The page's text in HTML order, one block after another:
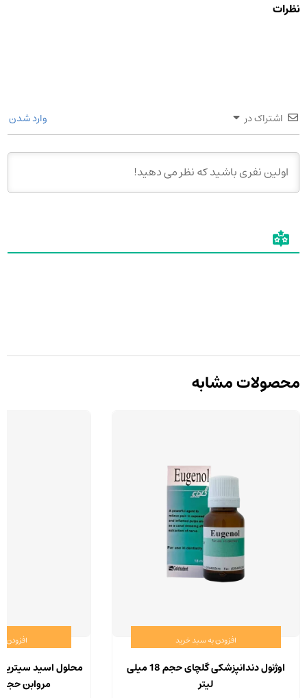
نظرات
اشتراک در وارد شدن
محصولات مشابه
افزودن به سبد خرید
اوژنول دندانپزشکی گلچای حجم 18 میلی
لیتر
افزودن
مروابن حجم 220 میلی